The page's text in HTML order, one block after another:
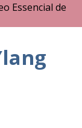
Essencial de